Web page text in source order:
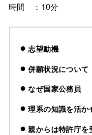
時間 ：10分
志望動機
併願状況について
なぜ国家公務員
理系の知識を活か
親からは特許庁を